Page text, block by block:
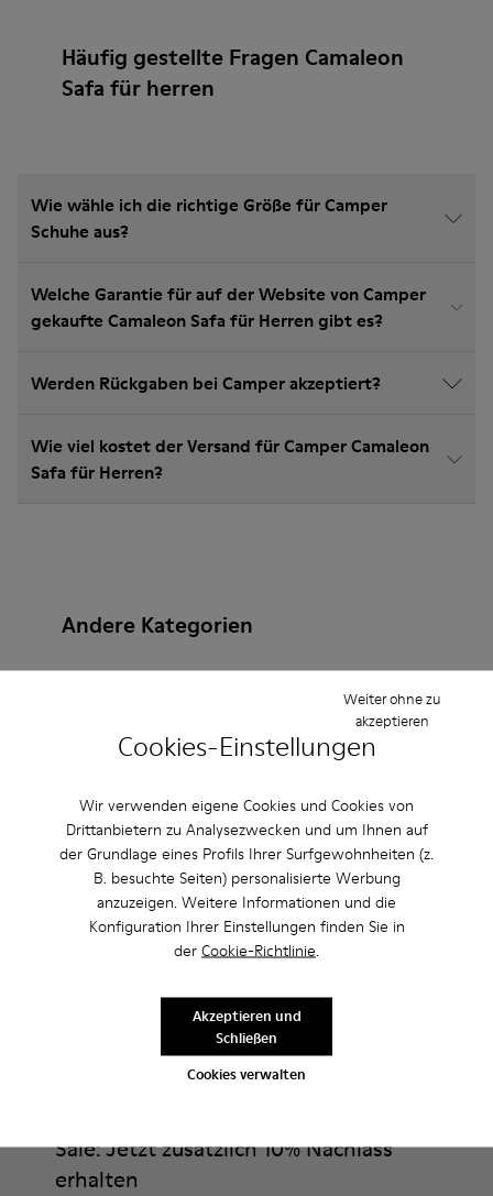
Cookies-Einstellungen
Wir verwenden eigene Cookies und Cookies von
Drittanbietern zu Analysezwecken und um Ihnen auf
der Grundlage eines Profils Ihrer Surfgewohnheiten (z.
B. besuchte Seiten) personalisierte Werbung
anzuzeigen. Weitere Informationen und die
Konfiguration Ihrer Einstellungen finden Sie in
der Cookie-Richtlinie.
Cookies verwalten
Weiter ohne zu
akzeptieren
Akzeptieren und
Schließen
Häufig gestellte Fragen Camaleon
Safa für herren
Wie wähle ich die richtige Größe für Camper
Schuhe aus?
Welche Garantie für auf der Website von Camper
gekaufte Camaleon Safa für Herren gibt es?
Werden Rückgaben bei Camper akzeptiert?
Wie viel kostet der Versand für Camper Camaleon
Safa für Herren?
Andere Kategorien
Stiefeletten Lederfreie-Schuhe
Ballerinas
Stiefel
Lässige Schuhe Sneaker
Slipper
Elegante Schuhe
Plateau/Keilabsatz Absätze
CAMALEON SAFA FÜR HERREN
Sale: Jetzt zusätzlich 10% Nachlass
erhalten